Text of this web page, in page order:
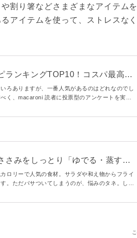
割り箸などさまざまなアイテム
アイテムを使って、ストレスな
ランキングTOP10！コスパ最高の
ろありますが、一番人気があるのはどれなのでし
く、macaroni 読者に投票型のアンケートを実施
さみをしっとり「ゆでる・蒸す・
ロリーで人気の食材。サラダや和え物からフライ
。ただパサついてしまうのが、悩みのタネ。しっ